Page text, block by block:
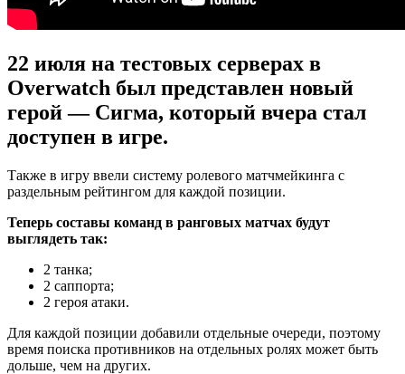
22 июля на тестовых серверах в
Overwatch был представлен новый
герой — Сигма, который вчера стал
доступен в игре.
Также в игру ввели систему ролевого матчмейкинга с
раздельным рейтингом для каждой позиции.
Теперь составы команд в ранговых матчах будут
выглядеть так:
2 танка;
2 саппорта;
2 героя атаки.
Для каждой позиции добавили отдельные очереди, поэтому
время поиска противников на отдельных ролях может быть
дольше, чем на других.